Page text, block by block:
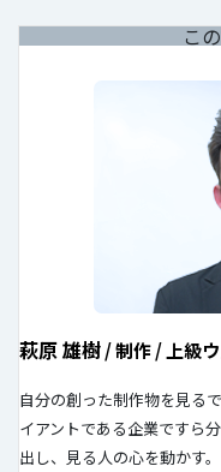
こ
萩原 雄樹/ 制作 / 上級
自分の創った制作物を見る
イアントである企業ですら
出し、見る人の心を動かす